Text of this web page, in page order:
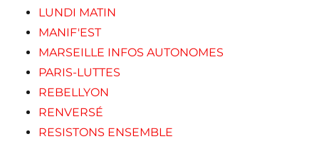
LUNDI MATIN
MANIF'EST
MARSEILLE INFOS AUTONOMES
PARIS-LUTTES
REBELLYON
RENVERSÉ
RESISTONS ENSEMBLE